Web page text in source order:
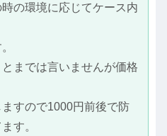
の環境に応じてケース内
までは言いませんが価格
すので1000円前後で防
す。